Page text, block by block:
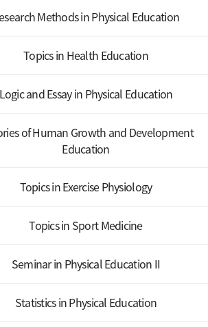
Methods in Physical Education
Topics in Health Education
Logic and Essay in Physical Education
of Human Growth and Development
Education
Topics in Exercise Physiology
Topics in Sport Medicine
Seminar in Physical Education II
Statistics in Physical Education